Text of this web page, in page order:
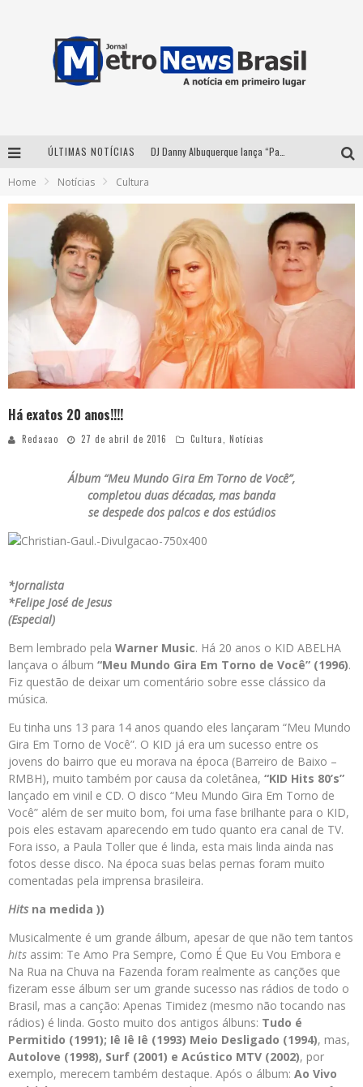
ÚLTIMAS NOTÍCIAS
Modão Mangalarga Marchador reúne Zezé Di Camargo, Clayton & Romário e Bruna Lipiani nesta sexta-feira no Expominas
Proibida anuncia retorno da Puro Malte Extra e consolida trajetória de democratização cervejeira no Brasil
Home Notícias Cultura
Há exatos 20 anos!!!!
Redacao 27 de abril de 2016 Cultura, Notícias
Álbum “Meu Mundo Gira Em Torno de Você”,
completou duas décadas, mas banda
se despede dos palcos e dos estúdios
*Jornalista
*Felipe José de Jesus
(Especial)
Bem lembrado pela Warner Music. Há 20 anos o KID ABELHA
lançava o álbum “Meu Mundo Gira Em Torno de Você” (1996).
Fiz questão de deixar um comentário sobre esse clássico da
música.
Eu tinha uns 13 para 14 anos quando eles lançaram “Meu Mundo
Gira Em Torno de Você”. O KID já era um sucesso entre os
jovens do bairro que eu morava na época (Barreiro de Baixo –
RMBH), muito também por causa da coletânea, “KID Hits 80’s”
lançado em vinil e CD. O disco “Meu Mundo Gira Em Torno de
Você” além de ser muito bom, foi uma fase brilhante para o KID,
pois eles estavam aparecendo em tudo quanto era canal de TV.
Fora isso, a Paula Toller que é linda, esta mais linda ainda nas
fotos desse disco. Na época suas belas pernas foram muito
comentadas pela imprensa brasileira.
Hitsna medida ))
Musicalmente é um grande álbum, apesar de que não tem tantos
hits assim: Te Amo Pra Sempre, Como É Que Eu Vou Embora e
Na Rua na Chuva na Fazenda foram realmente as canções que
fizeram esse álbum ser um grande sucesso nas rádios de todo o
Brasil, mas a canção: Apenas Timidez (mesmo não tocando nas
rádios) é linda. Gosto muito dos antigos álbuns: Tudo é
Permitido (1991); Iê Iê Iê (1993) Meio Desligado (1994), mas,
Autolove (1998), Surf (2001) e Acústico MTV (2002), por
exemplo, merecem também destaque. Após o álbum: Ao Vivo